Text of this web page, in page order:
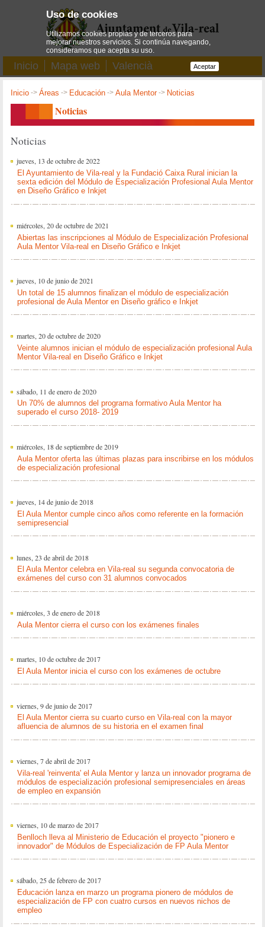
Inicio Mapa web Valencià
Inicio ->Áreas -> Educación ->Aula Mentor-> Noticias
Noticias
Noticias
jueves, 13 de octubre de 2022
El Ayuntamiento de Vila-real y la Fundació Caixa Rural inician la
sexta edición del Módulo de Especialización Profesional Aula Mentor
en Diseño Gráfico e Inkjet
miércoles, 20 de octubre de 2021
Abiertas las inscripciones al Módulo de Especialización Profesional
Aula Mentor Vila-real en Diseño Gráfico e Inkjet
jueves, 10 de junio de 2021
Un total de 15 alumnos finalizan el módulo de especialización
profesional de Aula Mentor en Diseño gráfico e Inkjet
martes, 20 de octubre de 2020
Veinte alumnos inician el módulo de especialización profesional Aula
Mentor Vila-real en Diseño Gráfico e Inkjet
sábado, 11 de enero de 2020
Un 70% de alumnos del programa formativo Aula Mentor ha
superado el curso 2018- 2019
miércoles, 18 de septiembre de 2019
Aula Mentor oferta las últimas plazas para inscribirse en los módulos
de especialización profesional
jueves, 14 de junio de 2018
El Aula Mentor cumple cinco años como referente en la formación
semipresencial
lunes, 23 de abril de 2018
El Aula Mentor celebra en Vila-real su segunda convocatoria de
exámenes del curso con 31 alumnos convocados
miércoles, 3 de enero de 2018
Aula Mentor cierra el curso con los exámenes finales
martes, 10 de octubre de 2017
El Aula Mentor inicia el curso con los exámenes de octubre
viernes, 9 de junio de 2017
El Aula Mentor cierra su cuarto curso en Vila-real con la mayor
afluencia de alumnos de su historia en el examen final
viernes, 7 de abril de 2017
Vila-real 'reinventa' el Aula Mentor y lanza un innovador programa de
módulos de especialización profesional semipresenciales en áreas
de empleo en expansión
viernes, 10 de marzo de 2017
Benlloch lleva al Ministerio de Educación el proyecto "pionero e
innovador" de Módulos de Especialización de FP Aula Mentor
sábado, 25 de febrero de 2017
Educación lanza en marzo un programa pionero de módulos de
especialización de FP con cuatro cursos en nuevos nichos de
empleo
Uso de cookies
Utilizamos cookies propias y de terceros para
mejorar nuestros servicios. Si continúa navegando,
consideramos que acepta su uso.
Aceptar